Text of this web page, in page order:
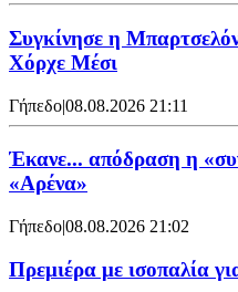
Συγκίνησε η
Χόρχε Μέσι
Γήπεδο|08.08.2026 21:11
Έκανε... απόδραση η
«Αρένα»
Γήπεδο|08.08.2026 21:02
Πρεμιέρα με ισοπαλία